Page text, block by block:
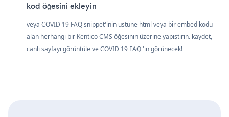
kod öğesini ekleyin
veya COVID 19 FAQ snippet'inin üstüne html veya bir embed kodu
alan herhangi bir Kentico CMS öğesinin üzerine yapıştırın. kaydet,
canlı sayfayı görüntüle ve COVID 19 FAQ 'in görünecek!